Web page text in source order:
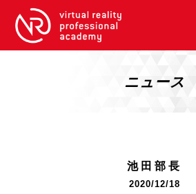
VRアカデミーとは
【2026年10月】ARエキスパートコース
ニュース
池田部長
2020/12/18